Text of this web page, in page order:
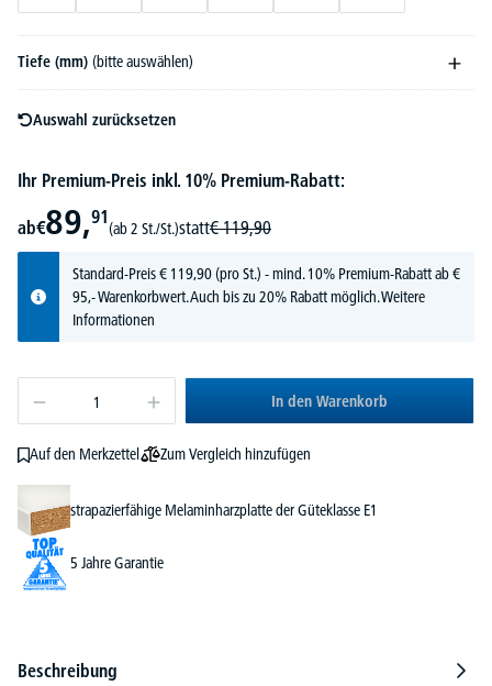
Tiefe (mm) (bitte auswählen)
Auswahl zurücksetzen
Ihr Premium-Preis inkl. 10% Premium-Rabatt:
ab€89,91
(ab 2 St./St.)statt€ 119,90
Standard-Preis€ 119,90(pro St.) - mind. 10% Premium-Rabatt ab €
95,- Warenkorbwert. Auch bis zu 20% Rabatt möglich.Weitere
Informationen
In den Warenkorb
Auf den Merkzettel Zum Vergleich hinzufügen
strapazierfähige Melaminharzplatte der Güteklasse E1
5 Jahre Garantie
Beschreibung